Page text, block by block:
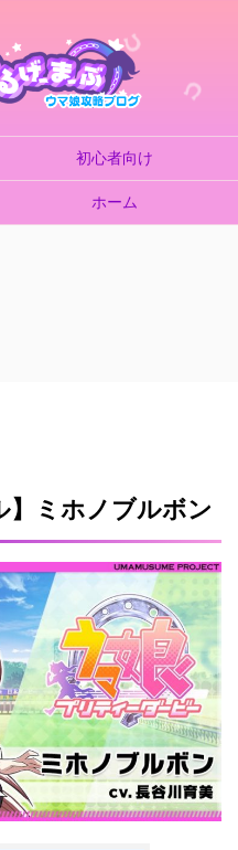
初心者向け
ホーム
】ミホノブルボン